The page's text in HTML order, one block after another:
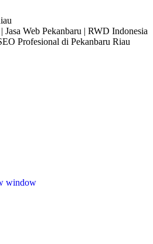
Web Pekanbaru | RWD Indonesia
Profesional di Pekanbaru Riau
window